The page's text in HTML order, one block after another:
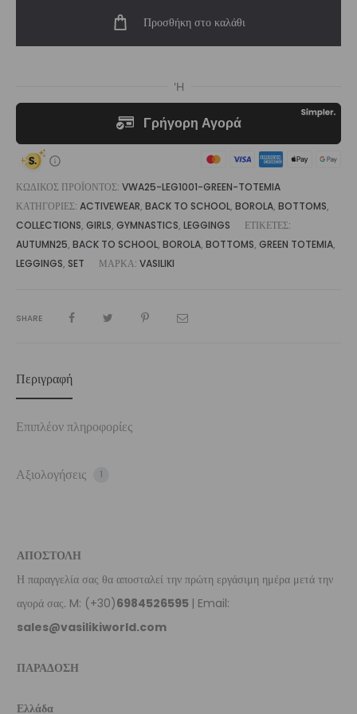
ποσότητα
Προσθήκη στο καλάθι
ΚΩΔΙΚΌΣ ΠΡΟΪΌΝΤΟΣ: VWA25-LEG1001-GREEN-TOTEMIA
ΚΑΤΗΓΟΡΊΕΣ: ACTIVEWEAR, BACK TO SCHOOL, BOROLA, BOTTOMS,
COLLECTIONS, GIRLS, GYMNASTICS, LEGGINGS
ΕΤΙΚΈΤΕΣ:
AUTUMN25, BACK TO SCHOOL, BOROLA, BOTTOMS, GREEN TOTEMIA,
LEGGINGS, SET ΜΆΡΚΑ: VASILIKI
SHARE
Περιγραφή
Επιπλέον πληροφορίες
Αξιολογήσεις 1
ΑΠΟΣΤΟΛΗ
Η παραγγελία σας θα αποσταλεί την πρώτη εργάσιμη ημέρα μετά την
αγορά σας. M: (+30)6984526595 | Email:
sales@vasilikiworld.com
ΠΑΡΑΔΟΣΗ
Ελλάδα